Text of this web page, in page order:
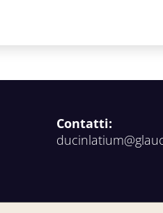
Contatti: